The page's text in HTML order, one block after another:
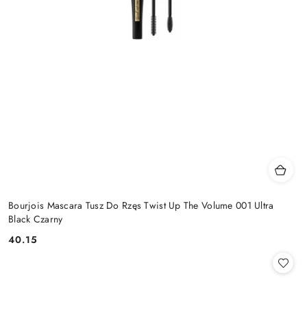
Bourjois Mascara Tusz Do Rzęs Twist Up The Volume 001 Ultra
Black Czarny
Cena:
40.15